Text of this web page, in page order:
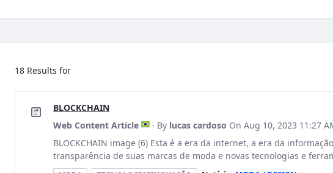
18 Results for
BLOCKCHAIN
Web Content Article
· By lucas cardoso On Aug 10, 2023 11:27
BLOCKCHAIN image (6) Esta é a era da internet, a era da
transparência de suas marcas de moda e novas tecnologias e